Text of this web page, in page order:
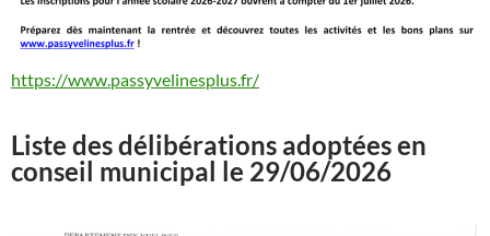
https://www.passyvelinesplus.fr/
Liste des délibérations adoptées en
conseil municipal le 29/06/2026